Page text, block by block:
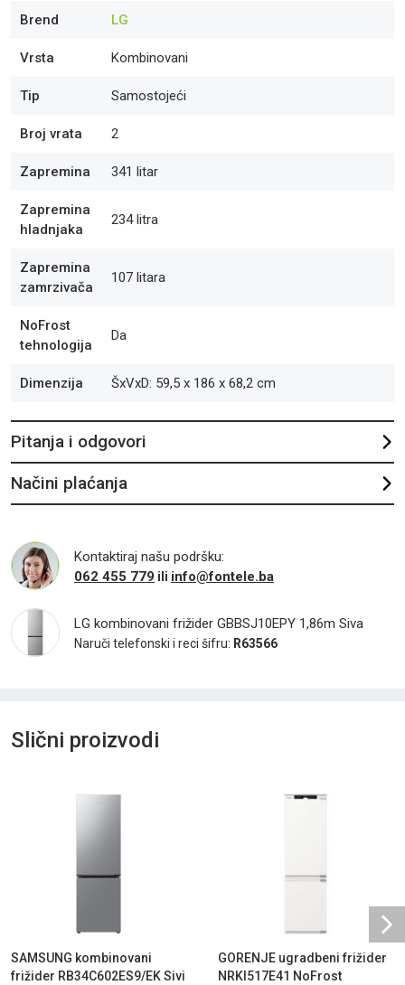
Brend LG
Vrsta Kombinovani
Tip Samostojeći
Broj vrata 2
Zapremina 341 litar
Zapremina
hladnjaka
234 litra
Zapremina
zamrzivača
107 litara
NoFrost
tehnologija
Da
Dimenzija ŠxVxD: 59,5 x 186 x 68,2 cm
Pitanja i odgovori
Načini plaćanja
Kontaktiraj našu podršku:
062 455 779 ili info@fontele.ba
LG kombinovani frižider GBBSJ10EPY 1,86m Siva
Naruči telefonski i reci šifru: R63566
Slični proizvodi
SAMSUNG kombinovani
frižider RB34C602ES9/EK Sivi
GORENJE ugradbeni frižider
NRKI517E41 NoFrost